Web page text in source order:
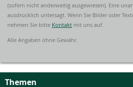
(sofern nicht anderweitig ausgewiesen). Eine
ausdrücklich untersagt. Wenn Sie Bilder oder
nehmen Sie bitte Kontakt mit uns auf.
Alle Angaben ohne Gewähr.
Themen